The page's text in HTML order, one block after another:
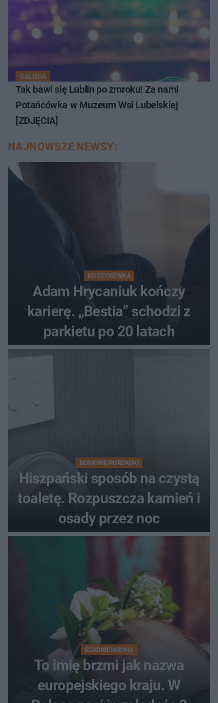
GALERIA
Tak bawi się Lublin po zmroku! Za nami
Potańcówka w Muzeum Wsi Lubelskiej
[ZDJĘCIA]
NAJNOWSZE NEWSY:
KOSZYKÓWKA
Adam Hrycaniuk kończy
karierę. „Bestia” schodzi z
parkietu po 20 latach
DOMOWE PORZĄDKI
Hiszpański sposób na czystą
toaletę. Rozpuszcza kamień i
osady przez noc
RZADKIE IMIONA
To imię brzmi jak nazwa
europejskiego kraju. W